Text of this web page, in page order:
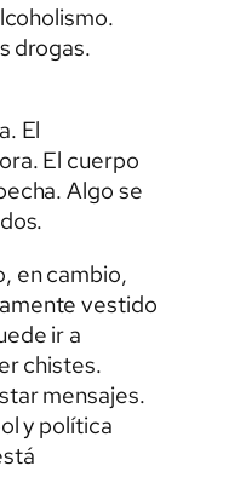
drogas.
El
El cuerpo
Algo se
en cambio,
vestido
ir a
chistes.
mensajes.
y política